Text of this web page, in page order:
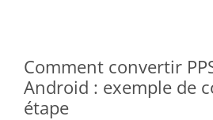
Comment convertir
Android : exemple de
étape